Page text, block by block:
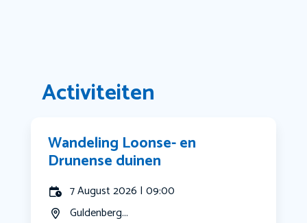
Activiteiten
Wandeling Loonse- en
Drunense duinen
7 August 2026 | 09:00
Guldenberg...